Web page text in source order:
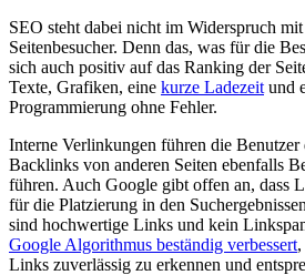
SEO steht dabei nicht im Widerspruch
Seitenbesucher. Denn das, was für die
sich auch positiv auf das Ranking der
Texte, Grafiken, eine kurze Ladezeit und
Programmierung ohne Fehler.
Interne Verlinkungen führen die Benutzer
Backlinks von anderen Seiten ebenfalls
führen. Auch Google gibt offen an, dass
für die Platzierung in den
sind hochwertige Links und kein
Google Algorithmus beständig verbessert
Links zuverlässig zu erkennen und